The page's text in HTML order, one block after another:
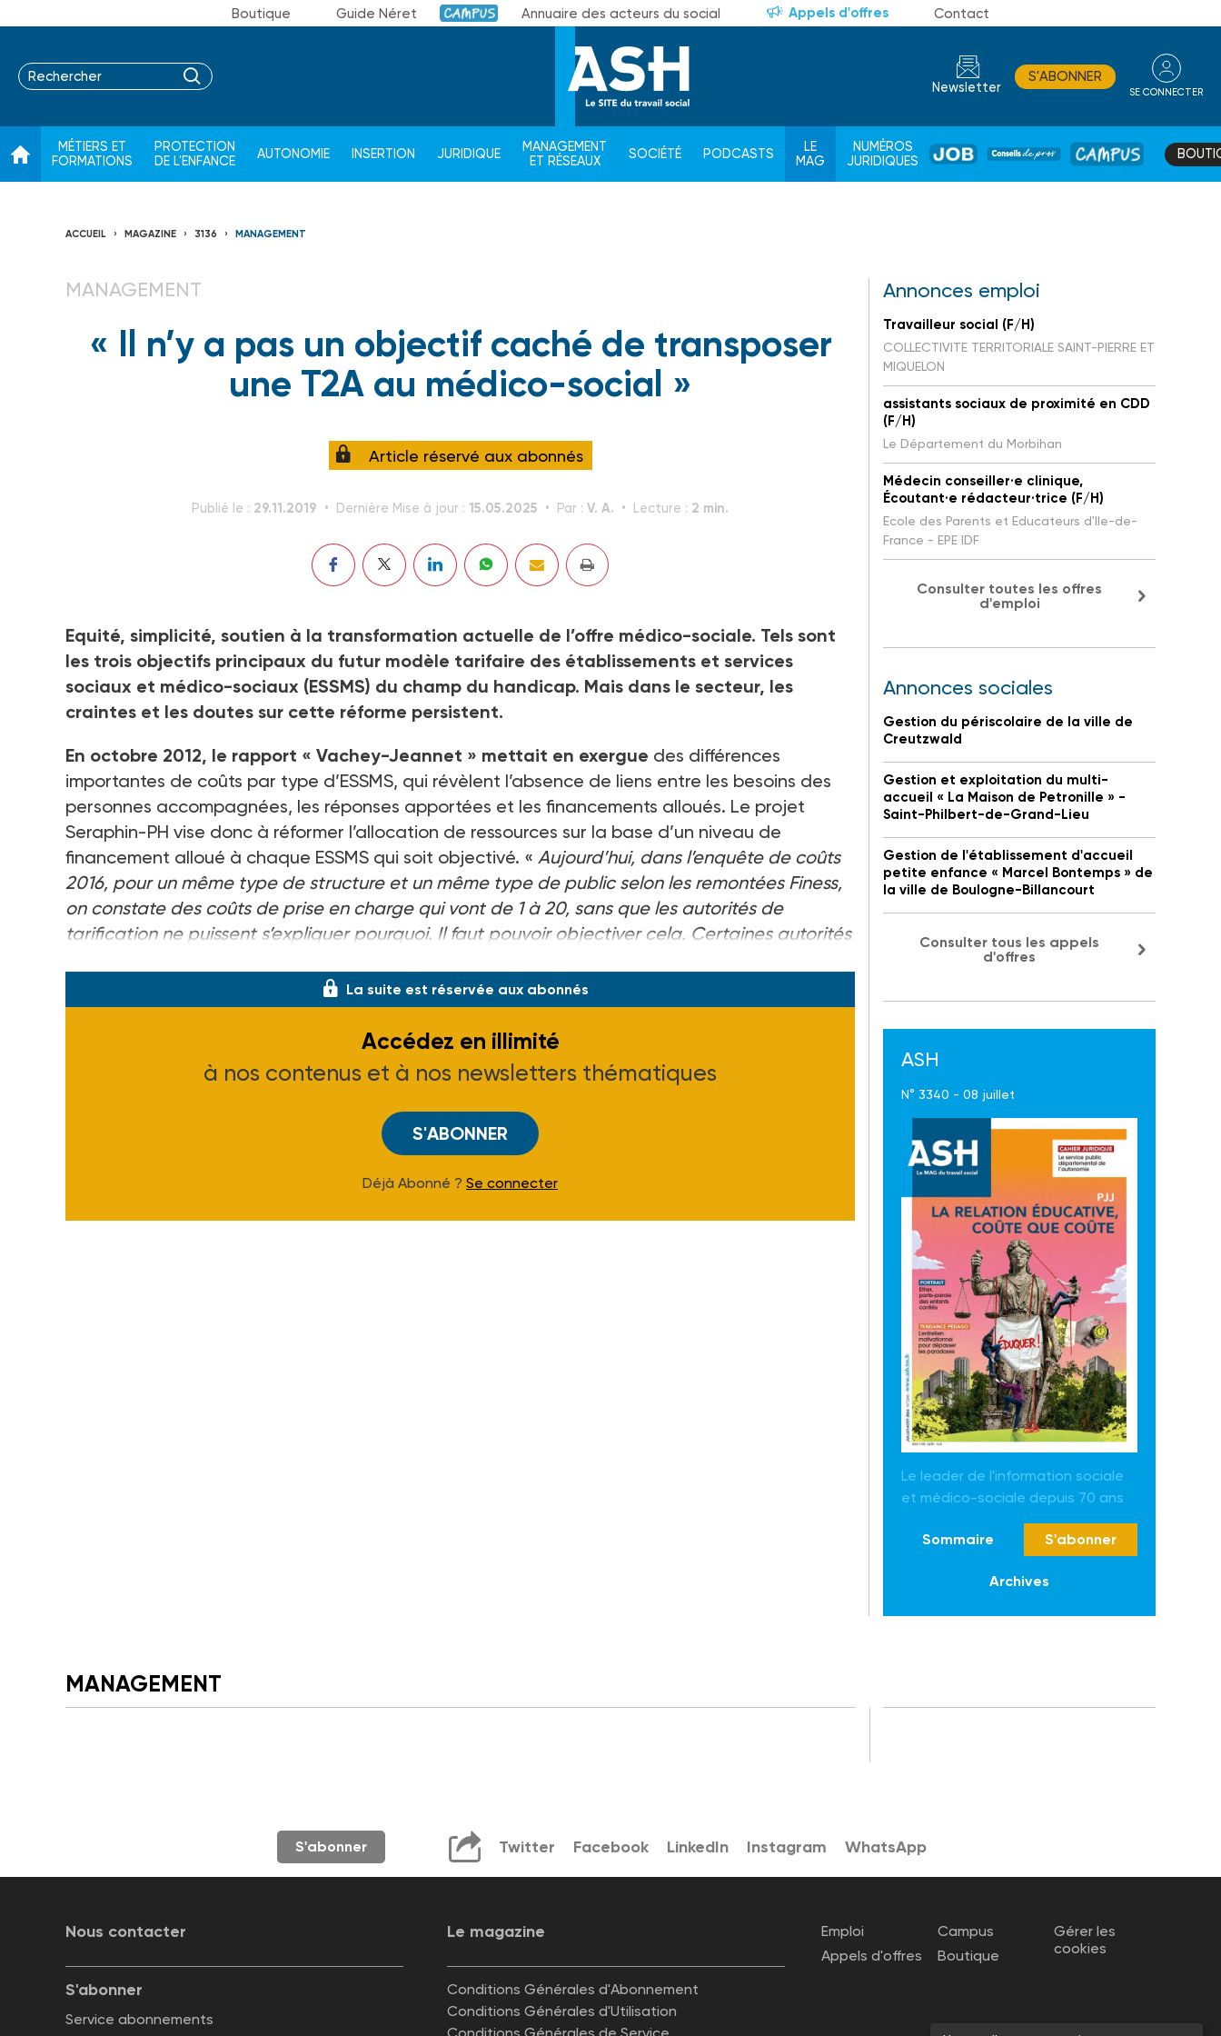
Boutique Guide Néret Campus Annuaire des acteurs du social Appels d'offres Contact
Newsletter
S'ABONNER
SE CONNECTER
MÉTIERS ET
FORMATIONS
PROTECTION
DE L'ENFANCE
AUTONOMIE INSERTION JURIDIQUE
MANAGEMENT
ET RÉSEAUX
SOCIÉTÉ PODCASTS
LE
MAG
NUMÉROS
JURIDIQUES
JOB
DE
CAMPUS
ACCUEIL MAGAZINE 3136 MANAGEMENT
MANAGEMENT
« Il n’y a pas un objectif caché de transposer
une T2A au médico-social »
Article réservé aux abonnés
Publié le : 29.11.2019 Dernière Mise à jour : 15.05.2025 Par : V. A. Lecture : 2 min.
Equité, simplicité, soutien à la transformation actuelle de l’offre médico-sociale. Tels sont
les trois objectifs principaux du futur modèle tarifaire des établissements et services
sociaux et médico-sociaux (ESSMS) du champ du handicap. Mais dans le secteur, les
craintes et les doutes sur cette réforme persistent.
En octobre 2012, le rapport « Vachey-Jeannet » mettait en exergue des différences
importantes de coûts par type d’ESSMS, qui révèlent l’absence de liens entre les besoins des
personnes accompagnées, les réponses apportées et les financements alloués. Le projet
Seraphin-PH vise donc à réformer l’allocation de ressources sur la base d’un niveau de
financement alloué à chaque ESSMS qui soit objectivé. « Aujourd’hui, dans l’enquête de coûts
2016, pour un même type de structure et un même type de public selon les remontées Finess,
on constate des coûts de prise en charge qui vont de 1 à 20, sans que les autorités de
tarification ne puissent s’expliquer pourquoi. Il faut pouvoir objectiver cela. Certaines autorités
La suite est réservée aux abonnés
Accédez en illimité
à nos contenus et à nos newsletters thématiques
S'ABONNER
Déjà Abonné ? Se connecter
Annonces emploi
Travailleur social (F/H)
COLLECTIVITE TERRITORIALE SAINT-PIERRE ET
MIQUELON
assistants sociaux de proximité en CDD
(F/H)
Le Département du Morbihan
Médecin conseiller·e clinique,
Écoutant·e rédacteur·trice (F/H)
Ecole des Parents et Educateurs d'Ile-de-
France - EPE IDF
Consulter toutes les offres
d'emploi
Annonces sociales
Gestion du périscolaire de la ville de
Creutzwald
Gestion et exploitation du multi-
accueil « La Maison de Petronille » -
Saint-Philbert-de-Grand-Lieu
Gestion de l'établissement d'accueil
petite enfance « Marcel Bontemps » de
la ville de Boulogne-Billancourt
Consulter tous les appels
d'offres
ASH
N° 3340 - 08 juillet
Le leader de l'information sociale
et médico-sociale depuis 70 ans
Sommaire S'abonner
Archives
MANAGEMENT
S'abonner Twitter Facebook LinkedIn Instagram WhatsApp
Nous contacter Le magazine
S'abonner
Service abonnements
Conditions Générales d'Abonnement
Conditions Générales d'Utilisation
Emploi
Appels d'offres
Campus
Boutique
Gérer les
cookies